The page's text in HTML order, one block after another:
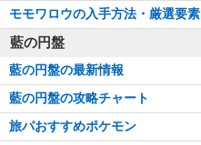
モモワロウの入手方法・厳選要素
藍の円盤
藍の円盤の最新情報
藍の円盤の攻略チャート
旅パおすすめポケモン